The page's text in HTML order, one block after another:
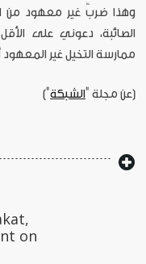
وهذا ضربٌ غير معهود من
الصائبة، دعوني على
ممارسة التخيل غير المعهود
[عن مجلة "الشبكة"]
on